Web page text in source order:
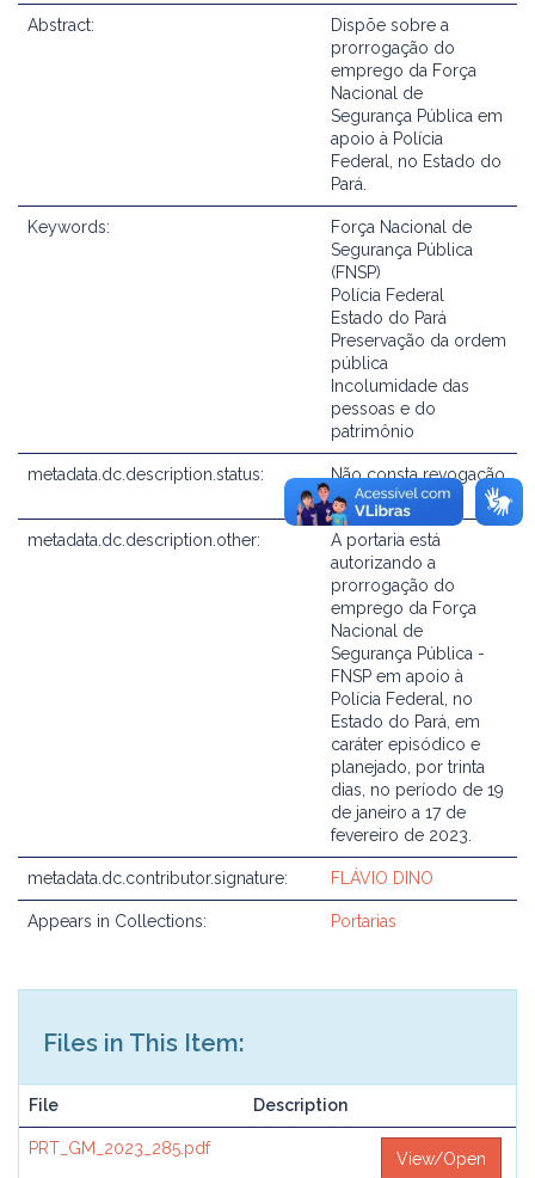
Abstract:
Dispõe sobre a
prorrogação do
emprego da Força
Nacional de
Segurança Pública em
apoio à Polícia
Federal, no Estado do
Pará.
Keywords:
Força Nacional de
Segurança Pública
(FNSP)
Polícia Federal
Estado do Pará
Preservação da ordem
pública
Incolumidade das
pessoas e do
patrimônio
metadata.dc.description.status:
Não consta revogação
expressa
metadata.dc.description.other:
A portaria está
autorizando a
prorrogação do
emprego da Força
Nacional de
Segurança Pública -
FNSP em apoio à
Polícia Federal, no
Estado do Pará, em
caráter episódico e
planejado, por trinta
dias, no período de 19
de janeiro a 17 de
fevereiro de 2023.
metadata.dc.contributor.signature: FLÁVIO DINO
Appears in Collections: Portarias
Files in This Item:
File Description
PRT_GM_2023_285.pdf
View/Open